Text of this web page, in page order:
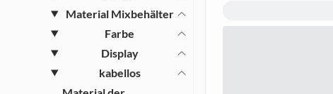
Material Mixbehälter
Farbe
Display
kabellos